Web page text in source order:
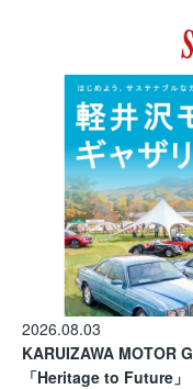
2026.08.03
KARUIZAWA MOTOR
「Heritage to Future」